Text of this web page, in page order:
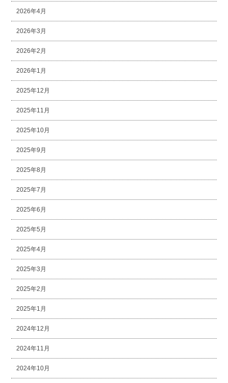
2026年4月
2026年3月
2026年2月
2026年1月
2025年12月
2025年11月
2025年10月
2025年9月
2025年8月
2025年7月
2025年6月
2025年5月
2025年4月
2025年3月
2025年2月
2025年1月
2024年12月
2024年11月
2024年10月